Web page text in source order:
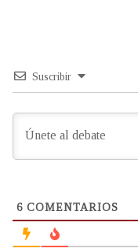
Suscribir
6 COMENTARIOS